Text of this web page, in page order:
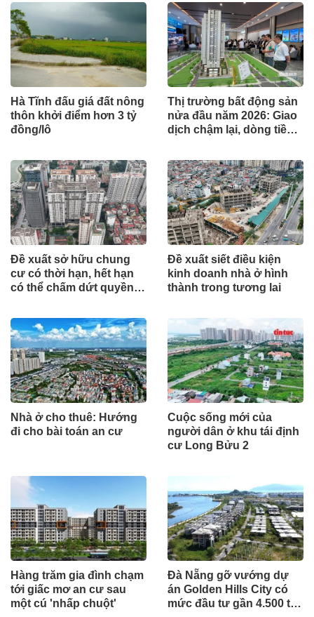
Hà Tĩnh đấu giá đất nông
thôn khởi điểm hơn 3 tỷ
đồng/lô
Thị trường bất động sản
nửa đầu năm 2026: Giao
dịch chậm lại, dòng tiền
trị thực
Đề xuất sở hữu chung
cư có thời hạn, hết hạn
có thể chấm dứt quyền
Đề xuất siết điều kiện
kinh doanh nhà ở hình
thành trong tương lai
Nhà ở cho thuê: Hướng
đi cho bài toán an cư
Cuộc sống mới của
người dân ở khu tái định
cư Long Bửu 2
Hàng trăm gia đình chạm
tới giấc mơ an cư sau
một cú 'nhấp chuột'
Đà Nẵng gỡ vướng dự
án Golden Hills City có
mức đầu tư gần 4.500 tỷ